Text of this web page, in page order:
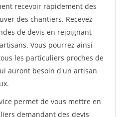
recevoir rapidement des
des chantiers. Recevez
de devis en rejoignant
Vous pourrez ainsi
les particuliers proches de
auront besoin d'un artisan
permet de vous mettre en
demandant des devis